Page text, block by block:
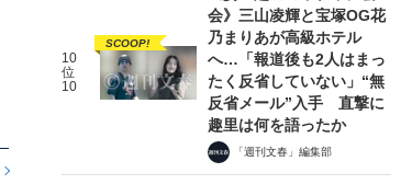
10
位
10
SCOOP!
会》三山凌輝と宝塚OG花
乃まりあが高級ホテル
へ…「報道後も2人はまっ
たく反省していない」“無
反省メール”入手 直撃に
趣里は何を語ったか
「週刊文春」編集部